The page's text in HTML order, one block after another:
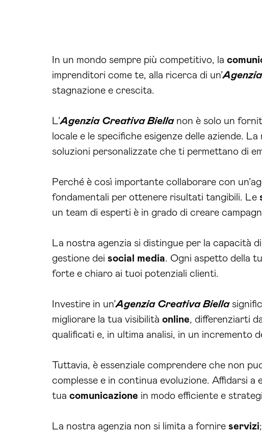
In un mondo sempre più competitivo, la
imprenditori come te, alla ricerca di un’
stagnazione e crescita.
L’Agenzia Creativa Biellanon è solo un
locale e le specifiche esigenze delle aziende.
soluzioni personalizzate che ti permettano di
Perché è così importante collaborare con
fondamentali per ottenere risultati tangibili. Le
un team di esperti è in grado di creare
La nostra agenzia si distingue per la capacità
gestione dei social media. Ogni aspetto della
forte e chiaro ai tuoi potenziali clienti.
Investire in un’Agenzia Creativa Biella
migliorare la tua visibilità online, differenziarti
qualificati e, in ultima analisi, in un incremento
Tuttavia, è essenziale comprendere che non
complesse e in continua evoluzione. Affidarsi
tua comunicazione in modo efficiente e
La nostra agenzia non si limita a fornire servizi